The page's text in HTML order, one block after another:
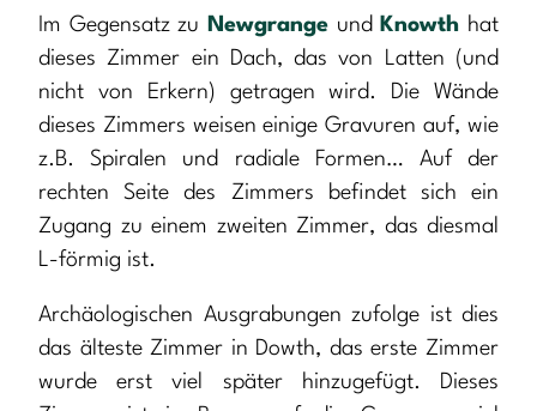
Im Gegensatz zu Newgrange und Knowth hat
dieses Zimmer ein Dach, das von Latten (und
nicht von Erkern) getragen wird. Die Wände
dieses Zimmers weisen einige Gravuren auf, wie
z.B. Spiralen und radiale Formen… Auf der
rechten Seite des Zimmers befindet sich ein
Zugang zu einem zweiten Zimmer, das diesmal
L-förmig ist.
Archäologischen Ausgrabungen zufolge ist dies
das älteste Zimmer in Dowth, das erste Zimmer
wurde erst viel später hinzugefügt. Dieses